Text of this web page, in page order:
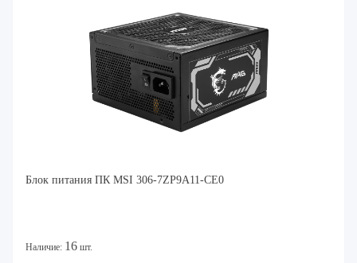
Блок питания ПК MSI 306-7ZP9A11-CE0
Наличие: 16 шт.